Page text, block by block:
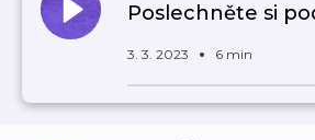
Poslechněte si
3. 3. 2023 6 min